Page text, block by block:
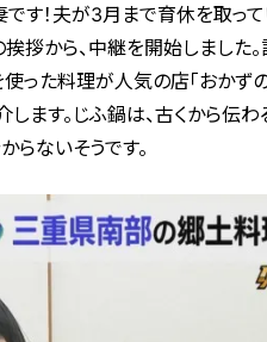
です！夫が3月まで育休を取っ
挨拶から、中継を開始しました
った料理が人気の店「おかず
す。じふ鍋は、古くから伝わ
らないそうです。